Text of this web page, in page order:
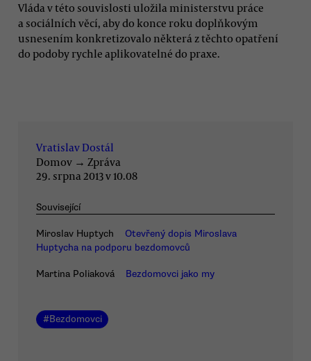
Vláda v této souvislosti uložila ministerstvu práce
a sociálních věcí, aby do konce roku doplňkovým
usnesením konkretizovalo některá z těchto opatření
do podoby rychle aplikovatelné do praxe.
Vratislav Dostál
Domov → Zpráva
29. srpna 2013 v 10.08
Související
Miroslav Huptych
Otevřený dopis Miroslava
Huptycha na podporu bezdomovců
Martina Poliaková Bezdomovci jako my
#Bezdomovci